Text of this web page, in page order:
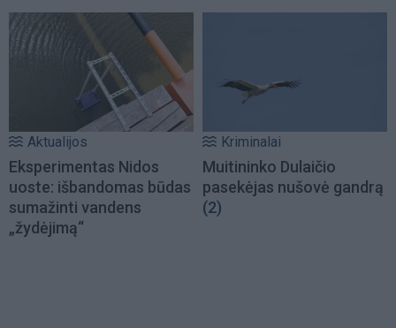
Aktualijos
Eksperimentas Nidos
uoste: išbandomas būdas
sumažinti vandens
„žydėjimą“
Kriminalai
Muitininko Dulaičio
pasekėjas nušovė gandrą
(2)